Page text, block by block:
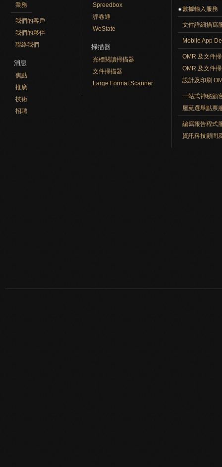
業務
我們的客戶
我們的夥伴
聯絡我們
消息
焦點
推廣
技術
招聘
Spreedbox
評卷通
WeState
掃描器
光標閱讀掃描器
文件掃描器
Large Format Scanner
數據輸入服務
文件詳細描寫
Mobile App
OMR 及文件
OMR 及文件
設計及印刷
一站式神秘顧
屋苑選舉點票
編寫報告程式
資訊科技顧問